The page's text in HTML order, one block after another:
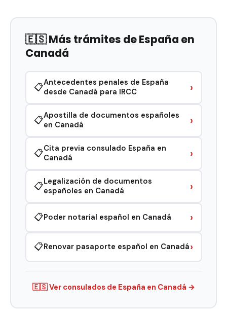
🇪🇸 Más trámites de España en
Canadá
📋Antecedentes penales de España
desde Canadá para IRCC
›
📋Apostilla de documentos españoles
en Canadá
›
📋Cita previa consulado España en
Canadá
›
📋Legalización de documentos
españoles en Canadá
›
📋Poder notarial español en Canadá ›
📋Renovar pasaporte español en Canadá›
🇪🇸 Ver consulados de España en Canadá →